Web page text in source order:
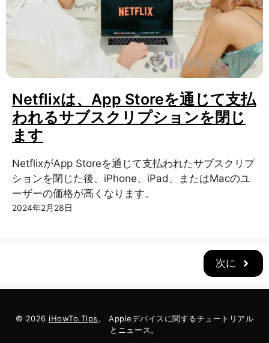
Netflixは、App Storeを通じて支払
われるサブスクリプションを閉じ
ます
NetflixがApp Storeを通じて支払われたサブスクリプ
ションを閉じた後、iPhone、iPad、またはMacのユ
ーザーの価格が高くなります。
2024年2月28日
次に
© 2026 iHowTo.Tips 。 Appleデバイスに関するチュートリアル
とニュース。